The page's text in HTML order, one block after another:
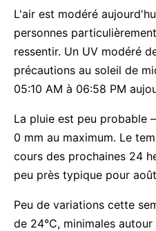
L'air est modéré
personnes
ressentir. Un UV modéré
précautions au soleil de
05:10 AM à 06:58 PM
La pluie est peu probable
0 mm au maximum. Le
cours des prochaines 24
peu près typique pour
Peu de variations cette
de 24°C, minimales